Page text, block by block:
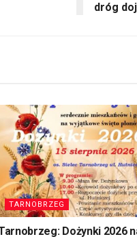
dróg
TARNOBRZEG
Dożynki 2026